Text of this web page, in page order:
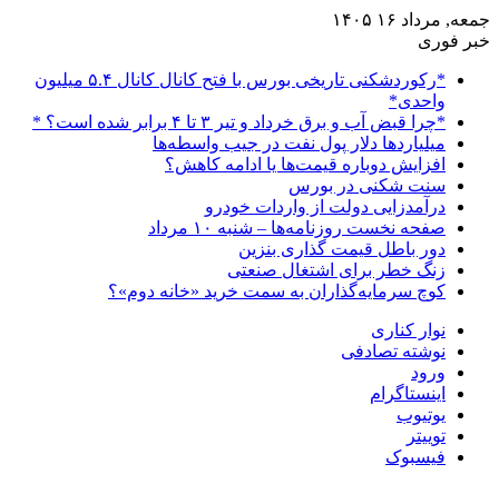
جمعه, مرداد ۱۶ ۱۴۰۵
خبر فوری
*رکوردشکنی تاریخی بورس با فتح کانال کانال ۵.۴ میلیون
واحدی*
*چرا قبض آب و برق خرداد و تیر ۳ تا ۴ برابر شده است؟ *
میلیاردها دلار پول نفت در جیب واسطه‌ها
افزایش دوباره قیمت‌ها یا ادامه کاهش؟
سنت شکنی در بورس
درآمدزایی دولت از واردات خودرو
صفحه نخست روزنامه‌ها – شنبه ۱۰ مرداد
دور باطل قیمت گذاری بنزین
زنگ خطر برای اشتغال صنعتی
کوچ سرمایه‌گذاران به سمت خرید «خانه دوم»؟
نوار کناری
نوشته تصادفی
ورود
اینستاگرام
یوتیوب
توییتر
فیسبوک